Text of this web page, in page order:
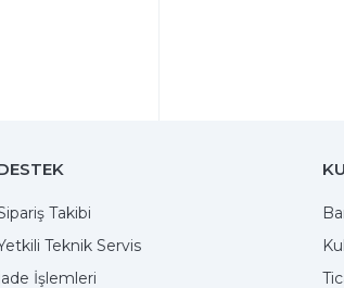
Takibi
Teknik Servis
İşlemleri